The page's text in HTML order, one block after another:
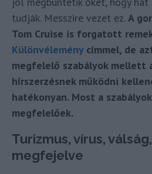
tudják. Messzire vezet ez. A
Tom Cruise is forgatott
Különvéleménycímmel, de
megfelelő szabályok mellett
hírszerzésnek működni
hatékonyan. Most a
megfelelőek.
Turizmus, vírus,
megfejelve